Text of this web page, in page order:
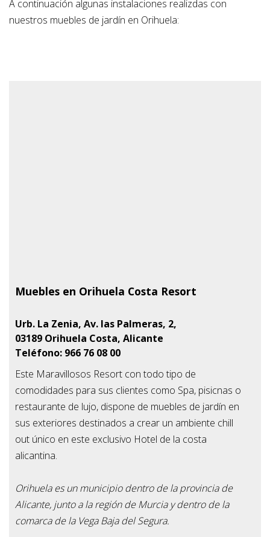
A continuación algunas instalaciones realizdas con
nuestros muebles de jardín en Orihuela:
Muebles en Orihuela Costa Resort
Urb. La Zenia, Av. las Palmeras, 2,
03189 Orihuela Costa, Alicante
Teléfono: 966 76 08 00
Este Maravillosos Resort con todo tipo de
comodidades para sus clientes como Spa, pisicnas o
restaurante de lujo, dispone de muebles de jardín en
sus exteriores destinados a crear un ambiente chill
out único en este exclusivo Hotel de la costa
alicantina.
Orihuela es un municipio dentro de la provincia de
Alicante, junto a la región de Murcia y dentro de la
comarca de la Vega Baja del Segura.